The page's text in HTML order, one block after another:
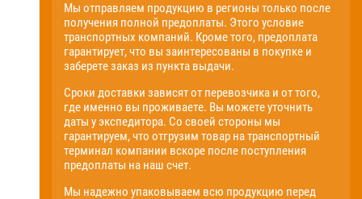
Мы отправляем продукцию в регионы только после
получения полной предоплаты. Этого условие
транспортных компаний. Кроме того, предоплата
гарантирует, что вы заинтересованы в покупке и
заберете заказ из пункта выдачи.
Сроки доставки зависят от перевозчика и от того,
где именно вы проживаете. Вы можете уточнить
даты у экспедитора. Со своей стороны мы
гарантируем, что отгрузим товар на транспортный
терминал компании вскоре после поступления
предоплаты на наш счет.
Мы надежно упаковываем всю продукцию перед